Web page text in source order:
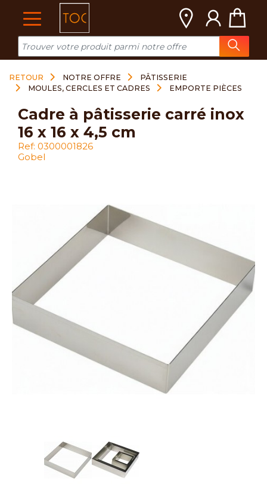
RETOUR NOTRE OFFRE
PÂTISSERIE
MOULES, CERCLES ET CADRES
EMPORTE PIÈCES
cadre à pâtisserie carré inox
16 x 16 x 4,5 cm
Ref: 0300001826
Gobel
Cookies management panel